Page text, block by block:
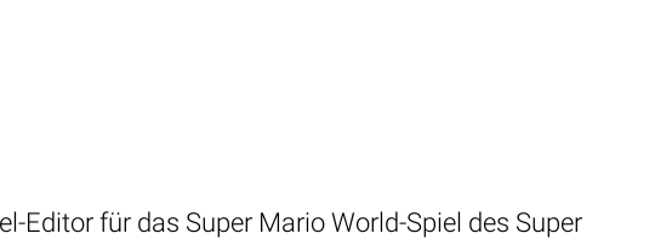
Editor für das Super Mario World-Spiel des Super